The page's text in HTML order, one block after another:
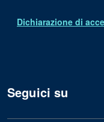
Dichiarazione di
Seguici su